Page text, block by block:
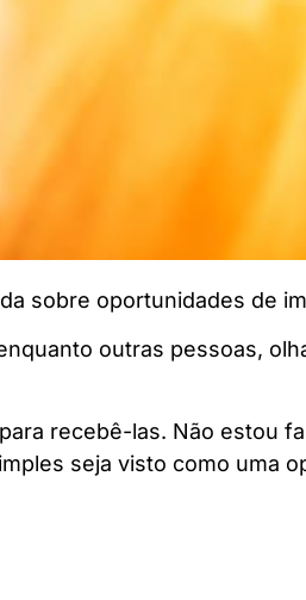
sobre oportunidades de
outras pessoas,
recebê-las. Não estou
seja visto como uma